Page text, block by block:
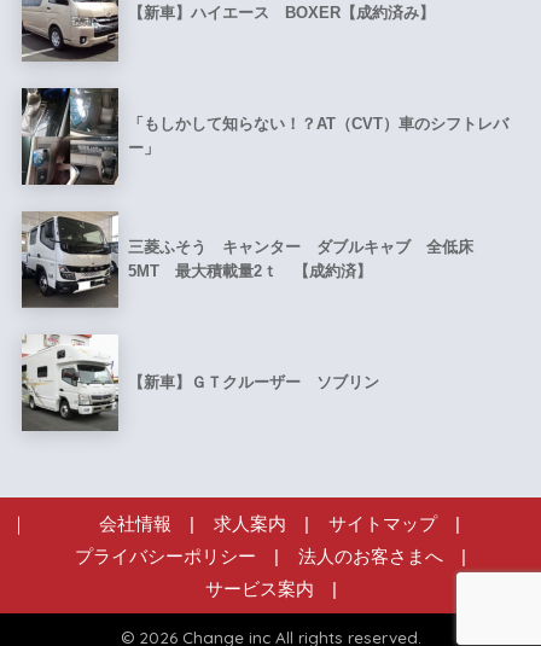
【新車】ハイエース BOXER【成約済み】
「もしかして知らない！？AT（CVT）車のシフトレバ
ー」
三菱ふそう キャンター ダブルキャブ 全低床
5MT 最大積載量2ｔ 【成約済】
【新車】ＧＴクルーザー ソブリン
会社情報 求人案内 サイトマップ|
プライバシーポリシー
法人のお客さまへ
サービス案内
© 2026 Change inc All rights reserved.